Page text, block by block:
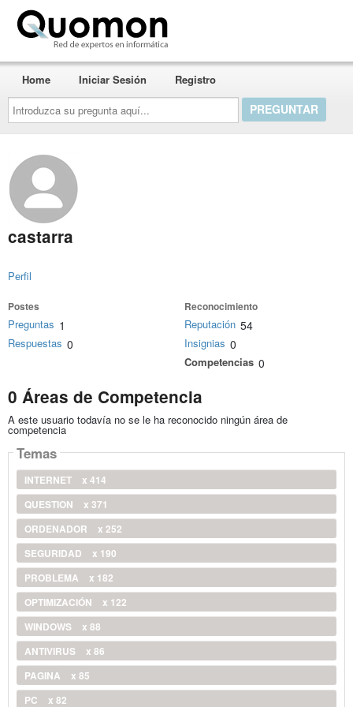
Introduzca
su
pregunta
aquí...
Home Iniciar Sesión Registro
castarra
Perfil
Postes
Preguntas 1
Respuestas 0
Reconocimiento
Reputación 54
Insignias 0
Competencias 0
0 Áreas de Competencia
A este usuario todavía no se le ha reconocido ningún área de
competencia
Temas
INTERNET
x 414
QUESTION
x 371
ORDENADOR
x 252
SEGURIDAD
x 190
PROBLEMA
x 182
OPTIMIZACIÓN
x 122
WINDOWS
x 88
ANTIVIRUS
x 86
PAGINA
x 85
PC
x 82